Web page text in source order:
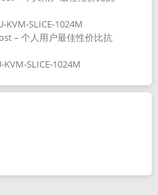
KVM-SLICE-1024M
– 个人用户最佳性价比抗
SLICE-1024M